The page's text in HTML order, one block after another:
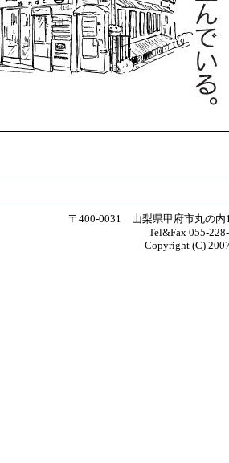
〒400-0031 山梨県甲府市丸の内
Tel&Fax 055-
Copyright (C)